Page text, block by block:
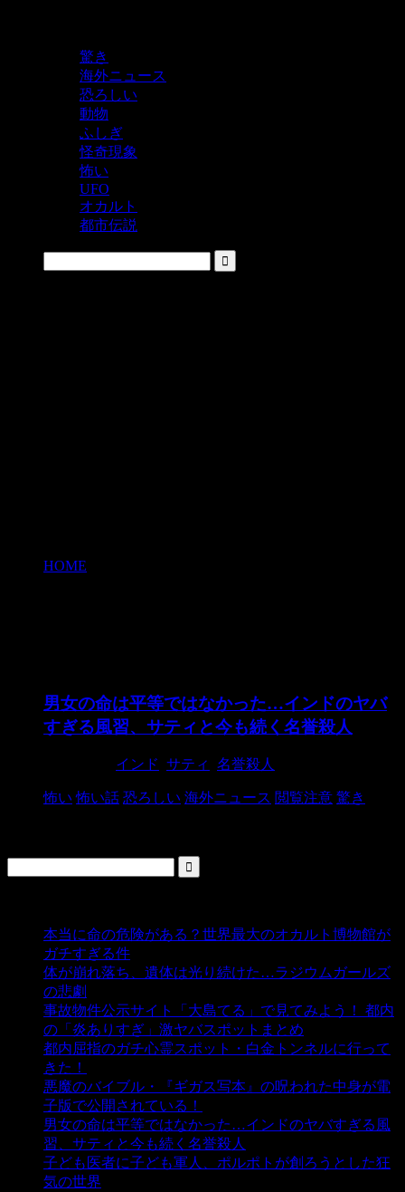
驚き
海外ニュース
恐ろしい
動物
ふしぎ
怪奇現象
怖い
UFO
オカルト
都市伝説
HOME
男女の命は平等ではなかった…インドのヤバ
すぎる風習、サティと今も続く名誉殺人
インド サティ 名誉殺人
怖い 怖い話 恐ろしい 海外ニュース 閲覧注意 驚き
本当に命の危険がある？世界最大のオカルト博物館が
ガチすぎる件
体が崩れ落ち、遺体は光り続けた…ラジウムガールズ
の悲劇
事故物件公示サイト「大島てる」で見てみよう！ 都内
の「炎ありすぎ」激ヤバスポットまとめ
都内屈指のガチ心霊スポット・白金トンネルに行って
きた！
悪魔のバイブル・『ギガス写本』の呪われた中身が電
子版で公開されている！
男女の命は平等ではなかった…インドのヤバすぎる風
習、サティと今も続く名誉殺人
子ども医者に子ども軍人、ポルポトが創ろうとした狂
気の世界